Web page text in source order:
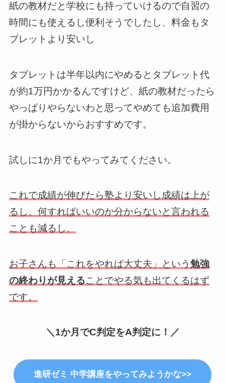
紙の教材だと学校にも持っていけるので自習の
時間にも使えるし便利そうでしたし、料金もタ
ブレットより安いし
タブレットは半年以内にやめるとタブレット代
が約1万円かかるんですけど、紙の教材だったら
やっぱりやらないわと思ってやめても追加費用
が掛からないからおすすめです。
試しに1か月でもやってみてください。
これで成績が伸びたら塾より安いし成績は上が
るし、何すればいいのか分からないと言われる
ことも減るし、
お子さんも「これをやれば大丈夫」という 勉強
の終わりが見えることでやる気も出てくるはず
です。
＼1か月でC判定をA判定に！／
進研ゼミ 中学講座をやってみようかな>>